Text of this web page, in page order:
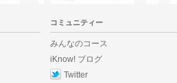
コミュニティー
みんなのコース
iKnow! ブログ
Twitter